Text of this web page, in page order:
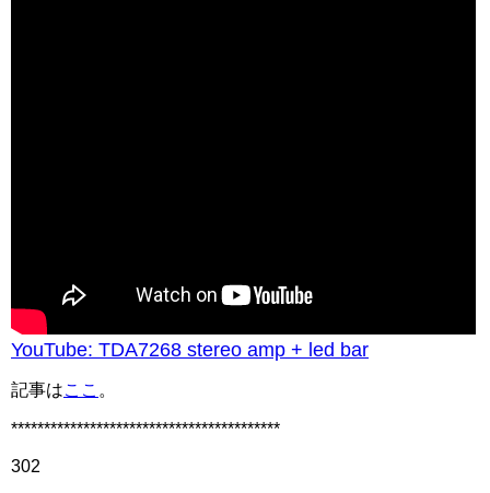
YouTube: TDA7268 stereo amp + led bar
記事はここ 。
*****************************************
302